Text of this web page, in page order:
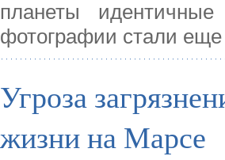
планеты
фотографии стали еще
Угроза
жизни на Марсе